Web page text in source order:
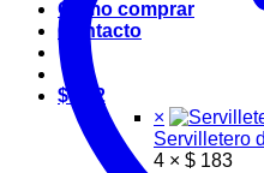
Cómo comprar
Contacto
$732
×
Servilletero
4 × $ 183